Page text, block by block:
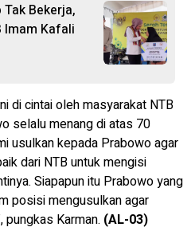
Bekerja,
Imam Kafali
di cintai oleh masyarakat NTB
selalu menang di atas 70
usulkan kepada Prabowo agar
dari NTB untuk mengisi
Siapapun itu Prabowo yang
posisi mengusulkan agar
pungkas Karman. (AL-03)